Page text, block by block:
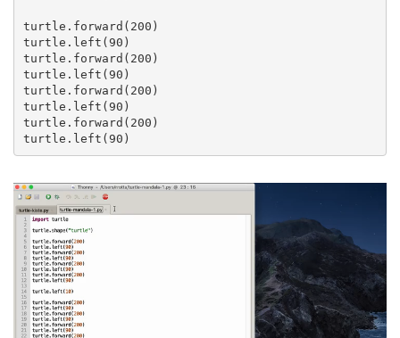
turtle.forward(200)
turtle.left(90)
turtle.forward(200)
turtle.left(90)
turtle.forward(200)
turtle.left(90)
turtle.forward(200)